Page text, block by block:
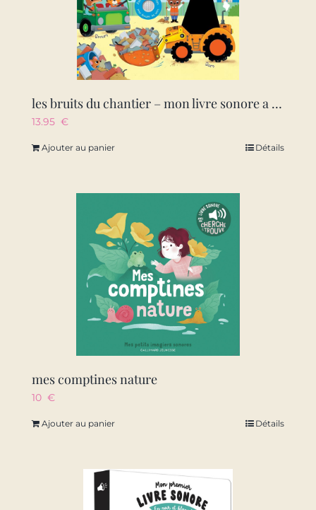
les bruits du chantier – mon livre sonore a toucher – des 1 an
13.95 €
Ajouter au panier Détails
mes comptines nature
10 €
Ajouter au panier Détails